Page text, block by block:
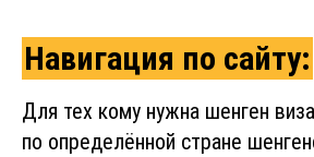
Навигация по сайту:
Для тех кому нужна шенген
по определённой стране